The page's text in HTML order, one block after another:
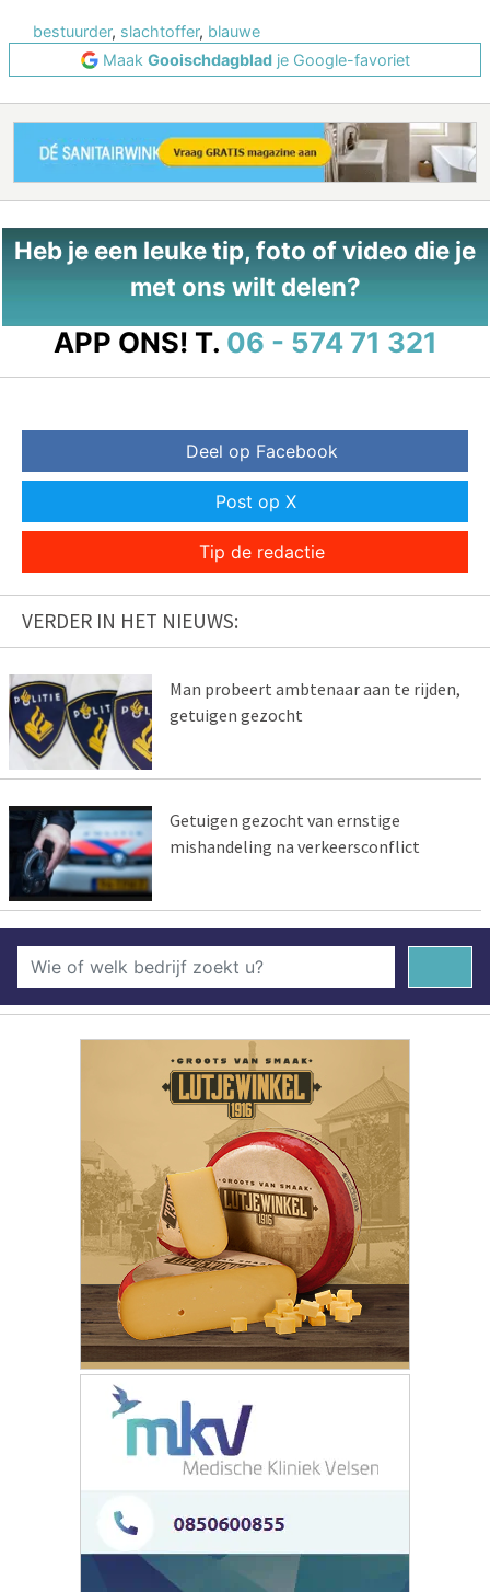
bestuurder, slachtoffer, blauwe
Maak Gooischdagbladje Google-favoriet
Heb je een leuke tip, foto of video die je
met ons wilt delen?
APP ONS! T. 06 - 574 71 321
Deel op Facebook
Post op X
Tip de redactie
VERDER IN HET NIEUWS:
Man probeert ambtenaar aan te rijden,
getuigen gezocht
Getuigen gezocht van ernstige
mishandeling na verkeersconflict